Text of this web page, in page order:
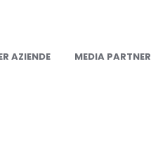
AZIENDE
MEDIA PARTNER